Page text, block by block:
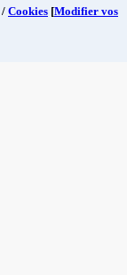
/ Cookies [Modifier vos